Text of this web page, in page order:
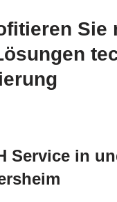
Sie
Service in